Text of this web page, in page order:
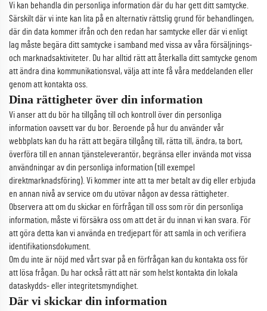
Vi kan behandla din personliga information där du har gett ditt samtycke.
Särskilt där vi inte kan lita på en alternativ rättslig grund för behandlingen,
där din data kommer ifrån och den redan har samtycke eller där vi enligt
lag måste begära ditt samtycke i samband med vissa av våra försäljnings-
och marknadsaktiviteter. Du har alltid rätt att återkalla ditt samtycke genom
att ändra dina kommunikationsval, välja att inte få våra meddelanden eller
genom att kontakta oss.
Dina rättigheter över din information
Vi anser att du bör ha tillgång till och kontroll över din personliga
information oavsett var du bor. Beroende på hur du använder vår
webbplats kan du ha rätt att begära tillgång till, rätta till, ändra, ta bort,
överföra till en annan tjänsteleverantör, begränsa eller invända mot vissa
användningar av din personliga information (till exempel
direktmarknadsföring). Vi kommer inte att ta mer betalt av dig eller erbjuda
en annan nivå av service om du utövar någon av dessa rättigheter.
Observera att om du skickar en förfrågan till oss som rör din personliga
information, måste vi försäkra oss om att det är du innan vi kan svara. För
att göra detta kan vi använda en tredjepart för att samla in och verifiera
identifikationsdokument.
Om du inte är nöjd med vårt svar på en förfrågan kan du kontakta oss för
att lösa frågan. Du har också rätt att när som helst kontakta din lokala
dataskydds- eller integritetsmyndighet.
Där vi skickar din information